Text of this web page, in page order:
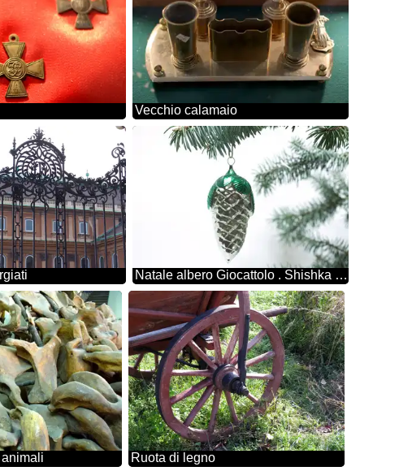
Vecchio calamaio
Natale albero Giocattolo . Shishka . L'URSS . Su ramo.
Ruota di legno